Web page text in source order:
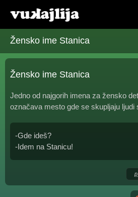
Žensko ime Stanica
Žensko ime Stanica
Jedno od najgorih imena za žensko
označava mesto gde se skupljaju ljudi
-Gde ideš?
-Idem na Stanicu!